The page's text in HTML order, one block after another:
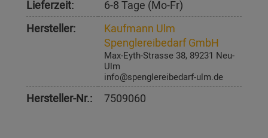
Lieferzeit:
6-8 Tage (Mo-Fr)
Hersteller:
Kaufmann Ulm
Spenglereibedarf GmbH
Max-Eyth-Strasse 38, 89231 Neu-
Ulm
info@spenglereibedarf-ulm.de
Hersteller-Nr.: 7509060